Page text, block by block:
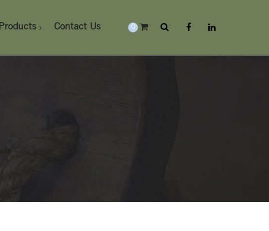
Products Contact Us 0